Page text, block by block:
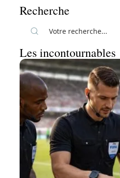
Recherche
Les incontournables